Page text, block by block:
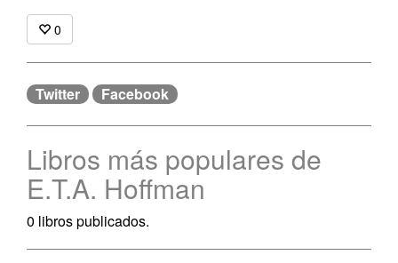
0
Twitter Facebook
Libros más populares de
E.T.A. Hoffman
0 libros publicados.